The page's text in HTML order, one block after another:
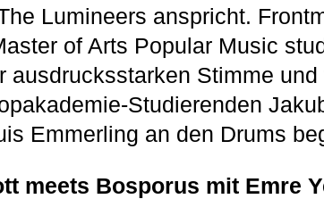
Lumineers anspricht.
of Arts Popular Music
ausdrucksstarken Stimme und
Studierenden
Emmerling an den Drums
meets Bosporus mit Emre